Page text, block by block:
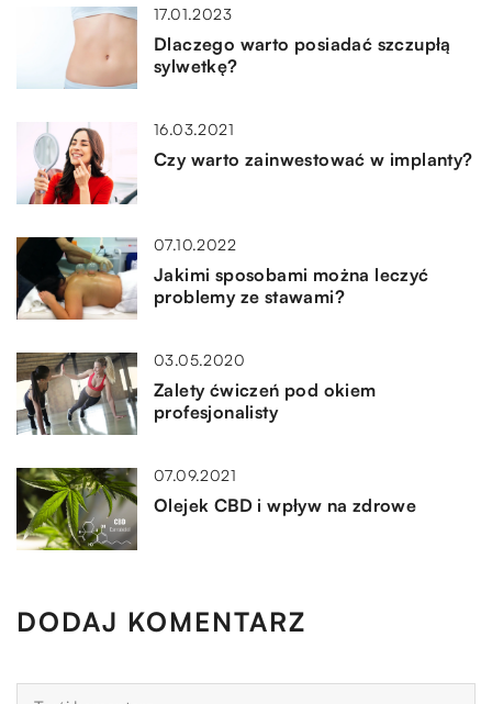
17.01.2023
Dlaczego warto posiadać szczupłą
sylwetkę?
16.03.2021
Czy warto zainwestować w implanty?
07.10.2022
Jakimi sposobami można leczyć
problemy ze stawami?
03.05.2020
Zalety ćwiczeń pod okiem
profesjonalisty
07.09.2021
Olejek CBD i wpływ na zdrowe
DODAJ KOMENTARZ